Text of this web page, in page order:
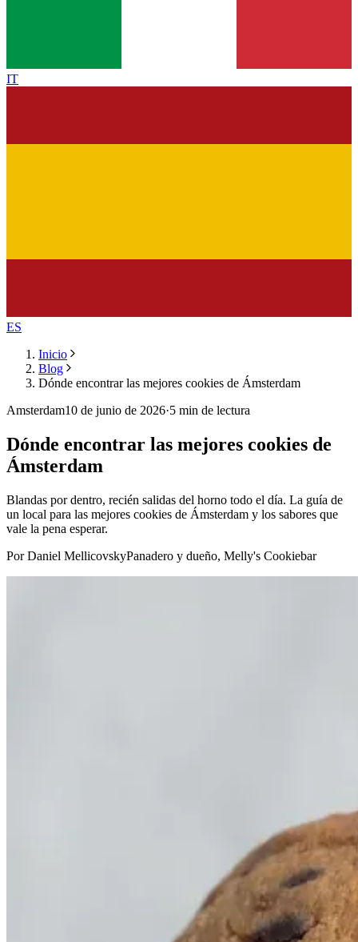
IT
ES
Inicio
Blog
Dónde encontrar las mejores cookies de Ámsterdam
Amsterdam10 de junio de 2026·5 min de lectura
Dónde encontrar las mejores cookies de
Ámsterdam
Blandas por dentro, recién salidas del horno todo el día. La guía de
un local para las mejores cookies de Ámsterdam y los sabores que
vale la pena esperar.
Por Daniel MellicovskyPanadero y dueño, Melly's Cookiebar